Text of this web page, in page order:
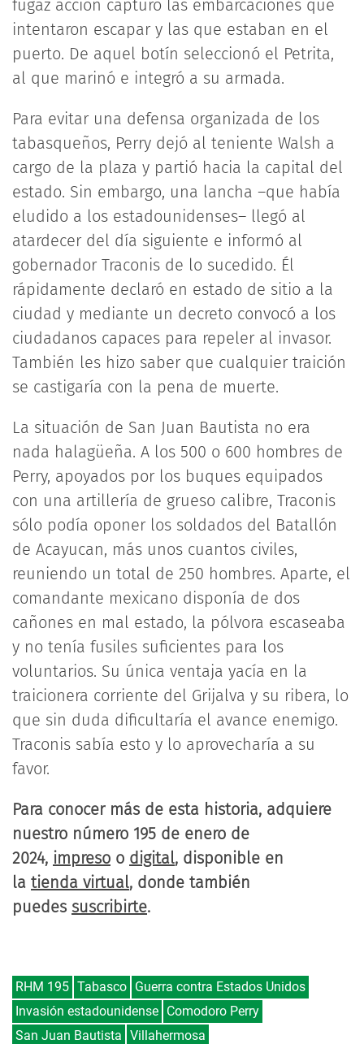
fugaz acción capturó las embarcaciones que
intentaron escapar y las que estaban en el
puerto. De aquel botín seleccionó el Petrita,
al que marinó e integró a su armada.
Para evitar una defensa organizada de los
tabasqueños, Perry dejó al teniente Walsh a
cargo de la plaza y partió hacia la capital del
estado. Sin embargo, una lancha –que había
eludido a los estadounidenses– llegó al
atardecer del día siguiente e informó al
gobernador Traconis de lo sucedido. Él
rápidamente declaró en estado de sitio a la
ciudad y mediante un decreto convocó a los
ciudadanos capaces para repeler al invasor.
También les hizo saber que cualquier traición
se castigaría con la pena de muerte.
La situación de San Juan Bautista no era
nada halagüeña. A los 500 o 600 hombres de
Perry, apoyados por los buques equipados
con una artillería de grueso calibre, Traconis
sólo podía oponer los soldados del Batallón
de Acayucan, más unos cuantos civiles,
reuniendo un total de 250 hombres. Aparte, el
comandante mexicano disponía de dos
cañones en mal estado, la pólvora escaseaba
y no tenía fusiles suficientes para los
voluntarios. Su única ventaja yacía en la
traicionera corriente del Grijalva y su ribera, lo
que sin duda dificultaría el avance enemigo.
Traconis sabía esto y lo aprovecharía a su
favor.
Para conocer más de esta historia, adquiere
nuestro número 195 de enero de
2024, impreso o digital, disponible en
la tienda virtual, donde también
puedes suscribirte.
RHM 195 Tabasco Guerra contra Estados Unidos
Invasión estadounidense Comodoro Perry
San Juan Bautista Villahermosa